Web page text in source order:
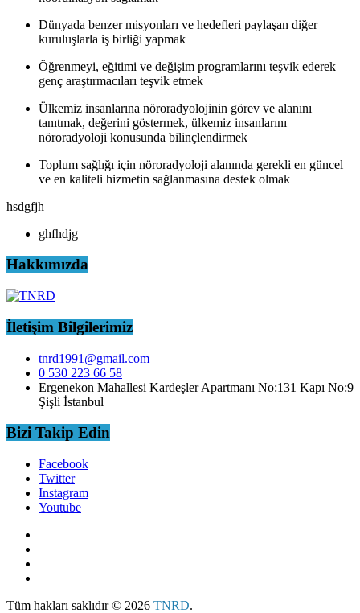
Dünyada benzer misyonları ve hedefleri paylaşan diğer
kuruluşlarla iş birliği yapmak
Öğrenmeyi, eğitimi ve değişim programlarını teşvik ederek
genç araştırmacıları teşvik etmek
Ülkemiz insanlarına nöroradyolojinin görev ve alanını
tanıtmak, değerini göstermek, ülkemiz insanlarını
nöroradyoloji konusunda bilinçlendirmek
Toplum sağlığı için nöroradyoloji alanında gerekli en güncel
ve en kaliteli hizmetin sağlanmasına destek olmak
hsdgfjh
ghfhdjg
Hakkımızda
İletişim Bilgilerimiz
tnrd1991@gmail.com
0 530 223 66 58
Ergenekon Mahallesi Kardeşler Apartmanı No:131 Kapı No:9
Şişli İstanbul
Bizi Takip Edin
Facebook
Twitter
Instagram
Youtube
Tüm hakları saklıdır © 2026 TNRD.